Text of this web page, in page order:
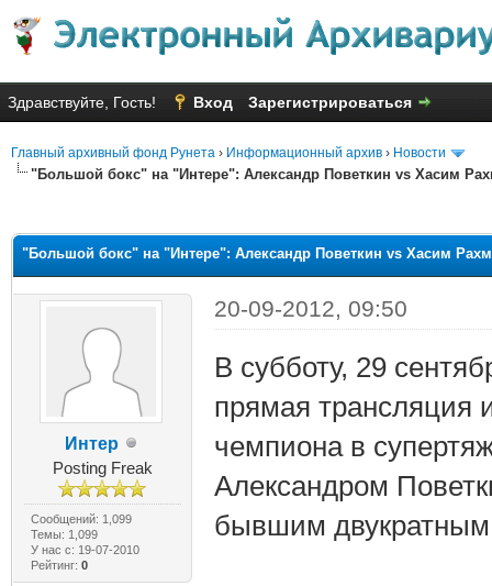
Здравствуйте, Гость! Вход Зарегистрироваться
Главный архивный фонд Рунета › Информационный архив › Новости
"Большой бокс" на "Интере": Александр Поветкин vs Хасим
"Большой бокс" на "Интере": Александр Поветкин vs Хасим
Интер
Posting Freak
Сообщений: 1,099
Темы: 1,099
У нас с: 19-07-2010
Рейтинг: 0
20-09-2012, 09:50
В субботу, 29
прямая трансляция
чемпиона в
Александром
бывшим